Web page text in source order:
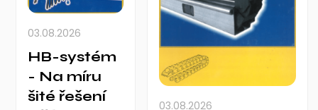
03.08.2026
HB-systém
- Na míru
šité řešení
03.08.2026